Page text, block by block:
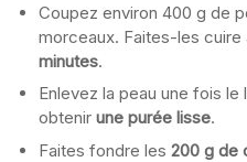
Coupez environ 400 g de
morceaux. Faites-les cuire
minutes.
Enlevez la peau une fois
obtenir une purée lisse.
Faites fondre les 200 g de